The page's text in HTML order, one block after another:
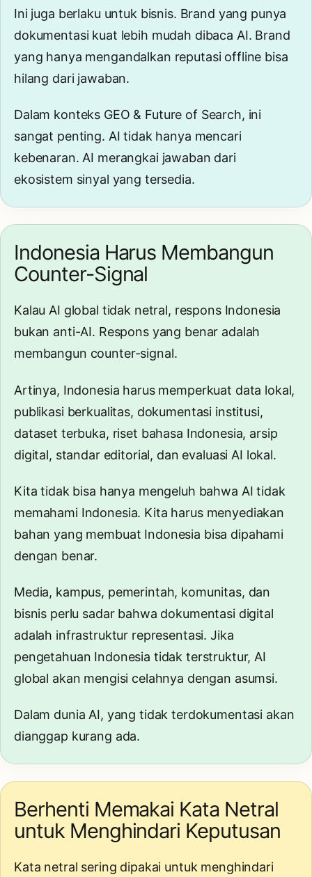
Ini juga berlaku untuk bisnis. Brand yang punya
dokumentasi kuat lebih mudah dibaca AI. Brand
yang hanya mengandalkan reputasi offline bisa
hilang dari jawaban.
Dalam konteks GEO & Future of Search, ini
sangat penting. AI tidak hanya mencari
kebenaran. AI merangkai jawaban dari
ekosistem sinyal yang tersedia.
Indonesia Harus Membangun
Counter-Signal
Kalau AI global tidak netral, respons Indonesia
bukan anti-AI. Respons yang benar adalah
membangun counter-signal.
Artinya, Indonesia harus memperkuat data lokal,
publikasi berkualitas, dokumentasi institusi,
dataset terbuka, riset bahasa Indonesia, arsip
digital, standar editorial, dan evaluasi AI lokal.
Kita tidak bisa hanya mengeluh bahwa AI tidak
memahami Indonesia. Kita harus menyediakan
bahan yang membuat Indonesia bisa dipahami
dengan benar.
Media, kampus, pemerintah, komunitas, dan
bisnis perlu sadar bahwa dokumentasi digital
adalah infrastruktur representasi. Jika
pengetahuan Indonesia tidak terstruktur, AI
global akan mengisi celahnya dengan asumsi.
Dalam dunia AI, yang tidak terdokumentasi akan
dianggap kurang ada.
Berhenti Memakai Kata Netral
untuk Menghindari Keputusan
Kata netral sering dipakai untuk menghindari